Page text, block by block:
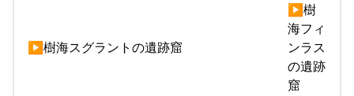
▶樹海スグラントの遺跡窟
▶樹
海フィ
ンラス
の遺跡
窟